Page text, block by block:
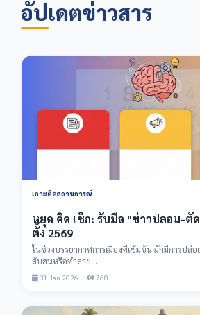
อัปเดตข่าวสาร
เกาะติดสถานการณ์
หยุด คิด เช็ก: รับมือ "ข่าวปลอม-ตั
ตั้ง 2569
ในช่วงบรรยากาศการเมืองที่เข้มข้น มักมีการปล่
สับสนหรือทำลาย...
31 Jan 2026 768